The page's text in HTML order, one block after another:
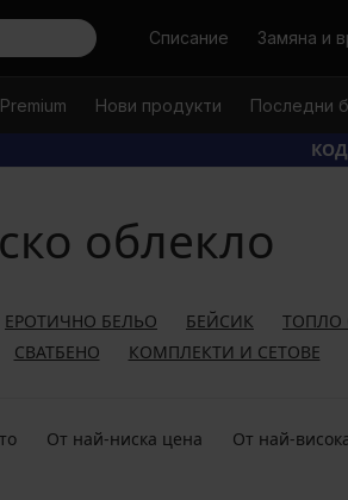
ТърсиСписание Замяна и
Premium Нови продукти Последни
облекло
ЕРОТИЧНО БЕЛЬО БЕЙСИК ТОПЛО
СВАТБЕНО КОМПЛЕКТИ И СЕТОВЕ
От най-ниска цена От най-